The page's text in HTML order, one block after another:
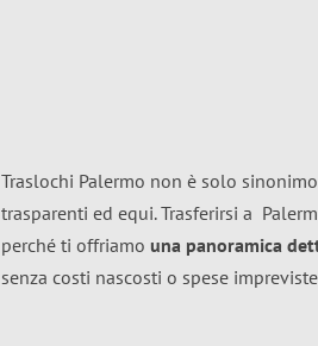
Traslochi Palermo non è solo
trasparenti ed equi. Trasferirsi a
perché ti offriamo una panoramica
senza costi nascosti o spese